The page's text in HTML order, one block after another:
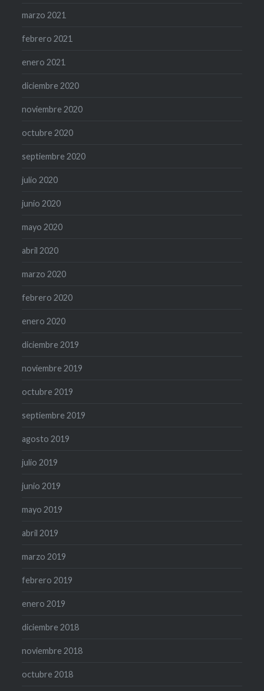
marzo 2021
febrero 2021
enero 2021
diciembre 2020
noviembre 2020
octubre 2020
septiembre 2020
julio 2020
junio 2020
mayo 2020
abril 2020
marzo 2020
febrero 2020
enero 2020
diciembre 2019
noviembre 2019
octubre 2019
septiembre 2019
agosto 2019
julio 2019
junio 2019
mayo 2019
abril 2019
marzo 2019
febrero 2019
enero 2019
diciembre 2018
noviembre 2018
octubre 2018